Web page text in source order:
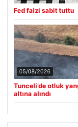
Fed faizi sabit tuttu
05/08/2026
Tunceli’de otluk
altına alındı